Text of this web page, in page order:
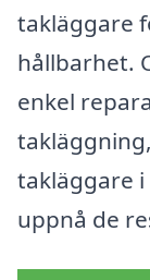
takläggare
hållbarhet.
enkel
takläggare
uppnå de